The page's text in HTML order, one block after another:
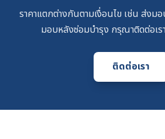
ราคาแตกต่างกันตามเงื่อนไข เช่น ส่งม
มอบหลังซ่อมบำรุง กรุณาติดต่อเร
ติดต่อเรา